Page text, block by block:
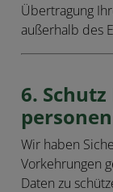
Übertragung
außerhalb des
6.
Wir haben
Vorkehrungen
Daten zu